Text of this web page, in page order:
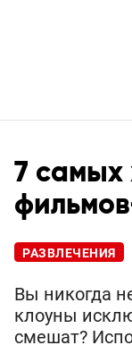
7 самых
РАЗВЛЕЧЕНИЯ
Вы никогда
клоуны
смешат?